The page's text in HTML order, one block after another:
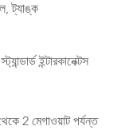
ট্যাঙ্ক
ইন্টারকানেক্টস​
2 মেগাওয়াট পর্যন্ত